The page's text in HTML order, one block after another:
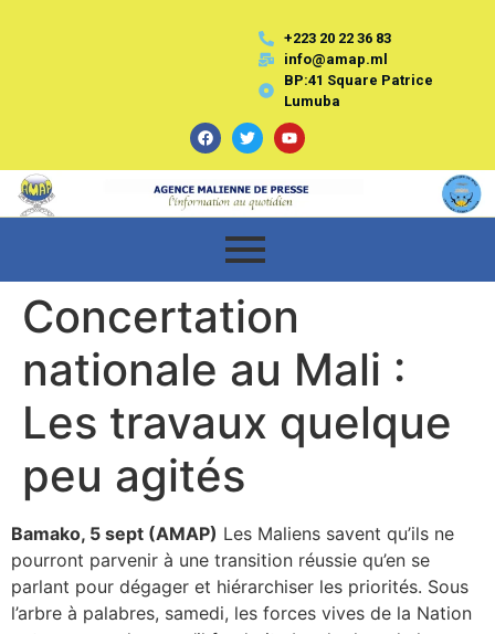
+223 20 22 36 83
info@amap.ml
BP:41 Square Patrice
Lumuba
Concertation
nationale au Mali :
Les travaux quelque
peu agités
Bamako, 5 sept (AMAP) Les Maliens savent qu’ils ne
pourront parvenir à une transition réussie qu’en se
parlant pour dégager et hiérarchiser les priorités. Sous
l’arbre à palabres, samedi, les forces vives de la Nation